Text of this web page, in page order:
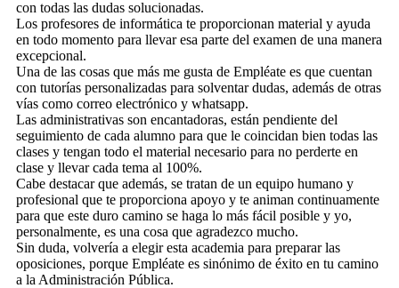
con todas las dudas solucionadas.
Los profesores de informática te proporcionan material y ayuda
en todo momento para llevar esa parte del examen de una manera
excepcional.
Una de las cosas que más me gusta de Empléate es que cuentan
con tutorías personalizadas para solventar dudas, además de otras
vías como correo electrónico y whatsapp.
Las administrativas son encantadoras, están pendiente del
seguimiento de cada alumno para que le coincidan bien todas las
clases y tengan todo el material necesario para no perderte en
clase y llevar cada tema al 100%.
Cabe destacar que además, se tratan de un equipo humano y
profesional que te proporciona apoyo y te animan continuamente
para que este duro camino se haga lo más fácil posible y yo,
personalmente, es una cosa que agradezco mucho.
Sin duda, volvería a elegir esta academia para preparar las
oposiciones, porque Empléate es sinónimo de éxito en tu camino
a la Administración Pública.